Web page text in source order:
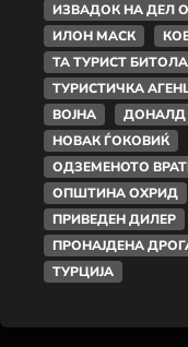
ИЗВАДОК НА ДЕЛ
ИЛОН МАСК
ТА ТУРИСТ БИТОЛА
ТУРИСТИЧКА
ВОЈНА
ДОНАЛД
НОВАК ЃОКОВИЌ
ОДЗЕМЕНОТО
ОПШТИНА ОХРИД
ПРИВЕДЕН ДИЛЕР
ПРОНАЈДЕНА
ТУРЦИЈА